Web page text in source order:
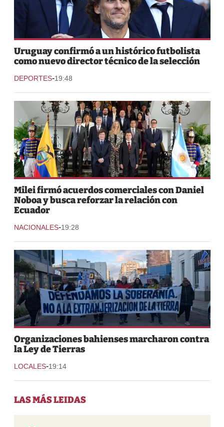
Uruguay confirmó a un histórico futbolista
como nuevo director técnico de la selección
DEPORTES-19:48
Milei firmó acuerdos comerciales con Daniel
Noboa y busca reforzar la relación con
Ecuador
NACIONALES-19:28
Organizaciones bahienses marcharon contra
la Ley de Tierras
LOCALES-19:14
LAS MÁS LEIDAS